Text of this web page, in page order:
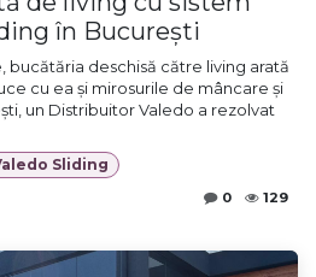
în București
deschisă către living arată
cu ea și mirosurile de mâncare și
un Distribuitor Valedo a rezolvat
Sliding
0 129